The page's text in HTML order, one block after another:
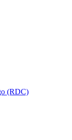
(RDC)